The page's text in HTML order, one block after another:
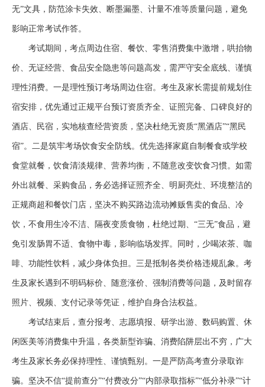
无”文具，防范涂卡失效、断墨漏墨、计量不准等质量问题，避免
影响正常考试作答。
考试期间，考点周边住宿、餐饮、零售消费集中激增，哄抬物
价、无证经营、食品安全隐患等问题高发，需严守安全底线、谨慎
理性消费。一是理性预订考场周边住宿。考生及家长需提前规划住
宿安排，优先通过正规平台预订资质齐全、证照完备、口碑良好的
酒店、民宿，实地核查经营资质，坚决杜绝无资质“黑酒店”“黑民
宿”。二是筑牢考场饮食安全防线。优先选择家庭自制餐食或学校
食堂就餐，饮食清淡规律、营养均衡，不随意改变饮食习惯。如需
外出就餐、采购食品，务必选择证照齐全、明厨亮灶、环境整洁的
正规商超和餐饮门店，坚决不购买路边流动摊贩售卖的食品、冷
饮，不食用生冷不洁、隔夜变质食物，杜绝过期、“三无”食品，避
免引发肠胃不适、食物中毒，影响临场发挥。同时，少喝浓茶、咖
啡、功能性饮料，减少身体负担。三是抵制各类价格违规乱象。考
生及家长遇到不明码标价、随意涨价、强制消费等问题，及时留存
照片、视频、支付记录等凭证，维护自身合法权益。
考试结束后，查分报考、志愿填报、研学出游、数码购置、休
闲医美等消费集中升温，各类新型诈骗、消费陷阱层出不穷，广大
考生及家长务必保持理性、谨慎甄别。一是严防高考查分录取诈
骗。坚决不信“提前查分”“付费改分”“内部录取指标”“低分补录”“计